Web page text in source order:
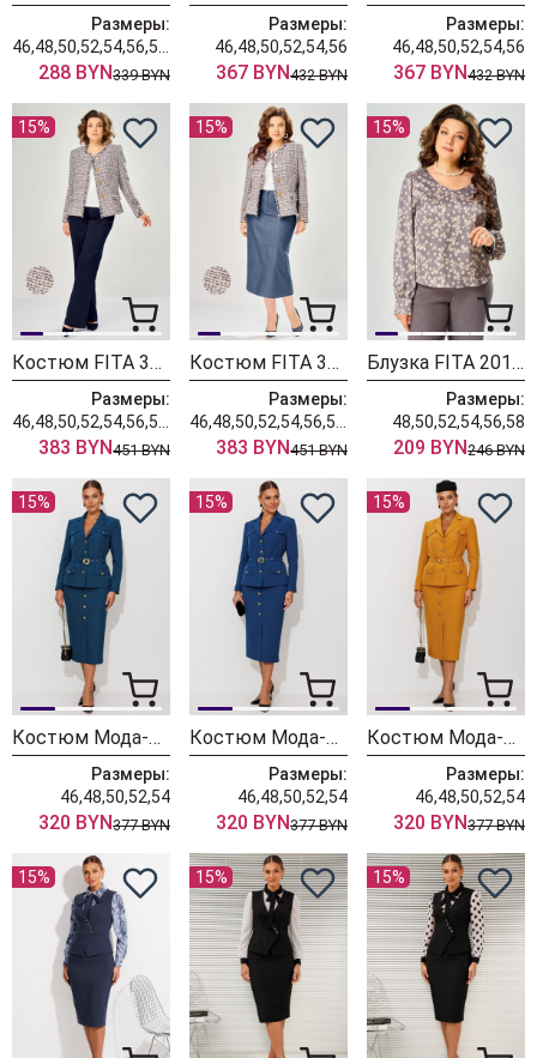
Размеры:
288 BYN339 BYN
Размеры:
46,48,50,52,54,56
367 BYN432 BYN
Размеры:
46,48,50,52,54,56
367 BYN432 BYN
15%
Костюм FITA 3362 сине-бежевый
Размеры:
383 BYN451 BYN
15%
Костюм FITA 3361 бежевый + деним
Размеры:
383 BYN451 BYN
15%
Блузка FITA 20181
Размеры:
48,50,52,54,56,58
209 BYN246 BYN
15%
Костюм Мода-Юрс 26-2935 темная бирюза
Размеры:
46,48,50,52,54
320 BYN377 BYN
15%
Костюм Мода-Юрс 26-2935 синий
Размеры:
46,48,50,52,54
320 BYN377 BYN
15%
Костюм Мода-Юрс 26-2935 горчица
Размеры:
46,48,50,52,54
320 BYN377 BYN
15% 15% 15%